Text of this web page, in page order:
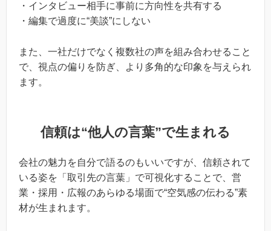
・インタビュー相手に事前に方向性を共有する
・編集で過度に“美談”にしない
また、一社だけでなく複数社の声を組み合わせること
で、視点の偏りを防ぎ、より多角的な印象を与えられ
ます。
信頼は“他人の言葉”で生まれる
会社の魅力を自分で語るのもいいですが、信頼されて
いる姿を「取引先の言葉」で可視化することで、営
業・採用・広報のあらゆる場面で“空気感の伝わる”素
材が生まれます。